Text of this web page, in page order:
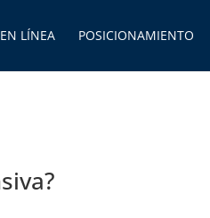
LÍNEA POSICIONAMIENTO